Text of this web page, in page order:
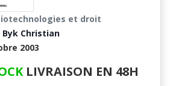
et droit
Byk Christian
2003
LIVRAISON EN 48H